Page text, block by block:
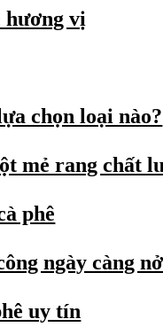
hương vị
chọn loại nào?
mẻ rang chất
phê
ngày càng
uy tín